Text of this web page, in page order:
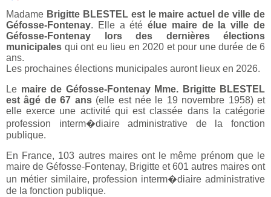
Madame Brigitte BLESTEL est le maire actuel de ville de
Géfosse-Fontenay. Elle a étéélue maire de la ville de
Géfosse-Fontenay lors des dernières élections
municipales qui ont eu lieu en 2020 et pour une durée de 6
ans.
Les prochaines élections municipales auront lieux en 2026.
Le maire de Géfosse-Fontenay Mme. Brigitte BLESTEL
est âgé de 67 ans(elle est née le 19 novembre 1958) et
elle exerce une activité qui est classée dans la catégorie
profession interm�diaire administrative de la fonction
publique.
En France, 103 autres maires ont le même prénom que le
maire de Géfosse-Fontenay, Brigitte et 601 autres maires ont
un métier similaire, profession interm�diaire administrative
de la fonction publique.